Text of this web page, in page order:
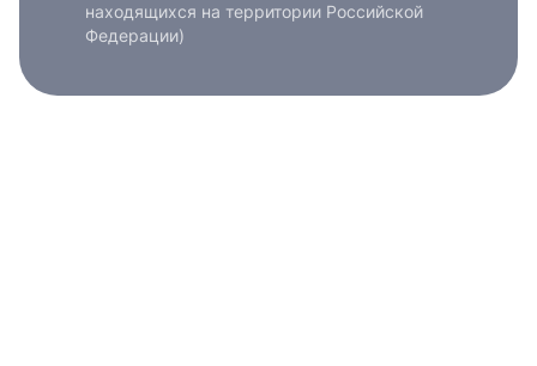
находящихся на территории Российской
Федерации)